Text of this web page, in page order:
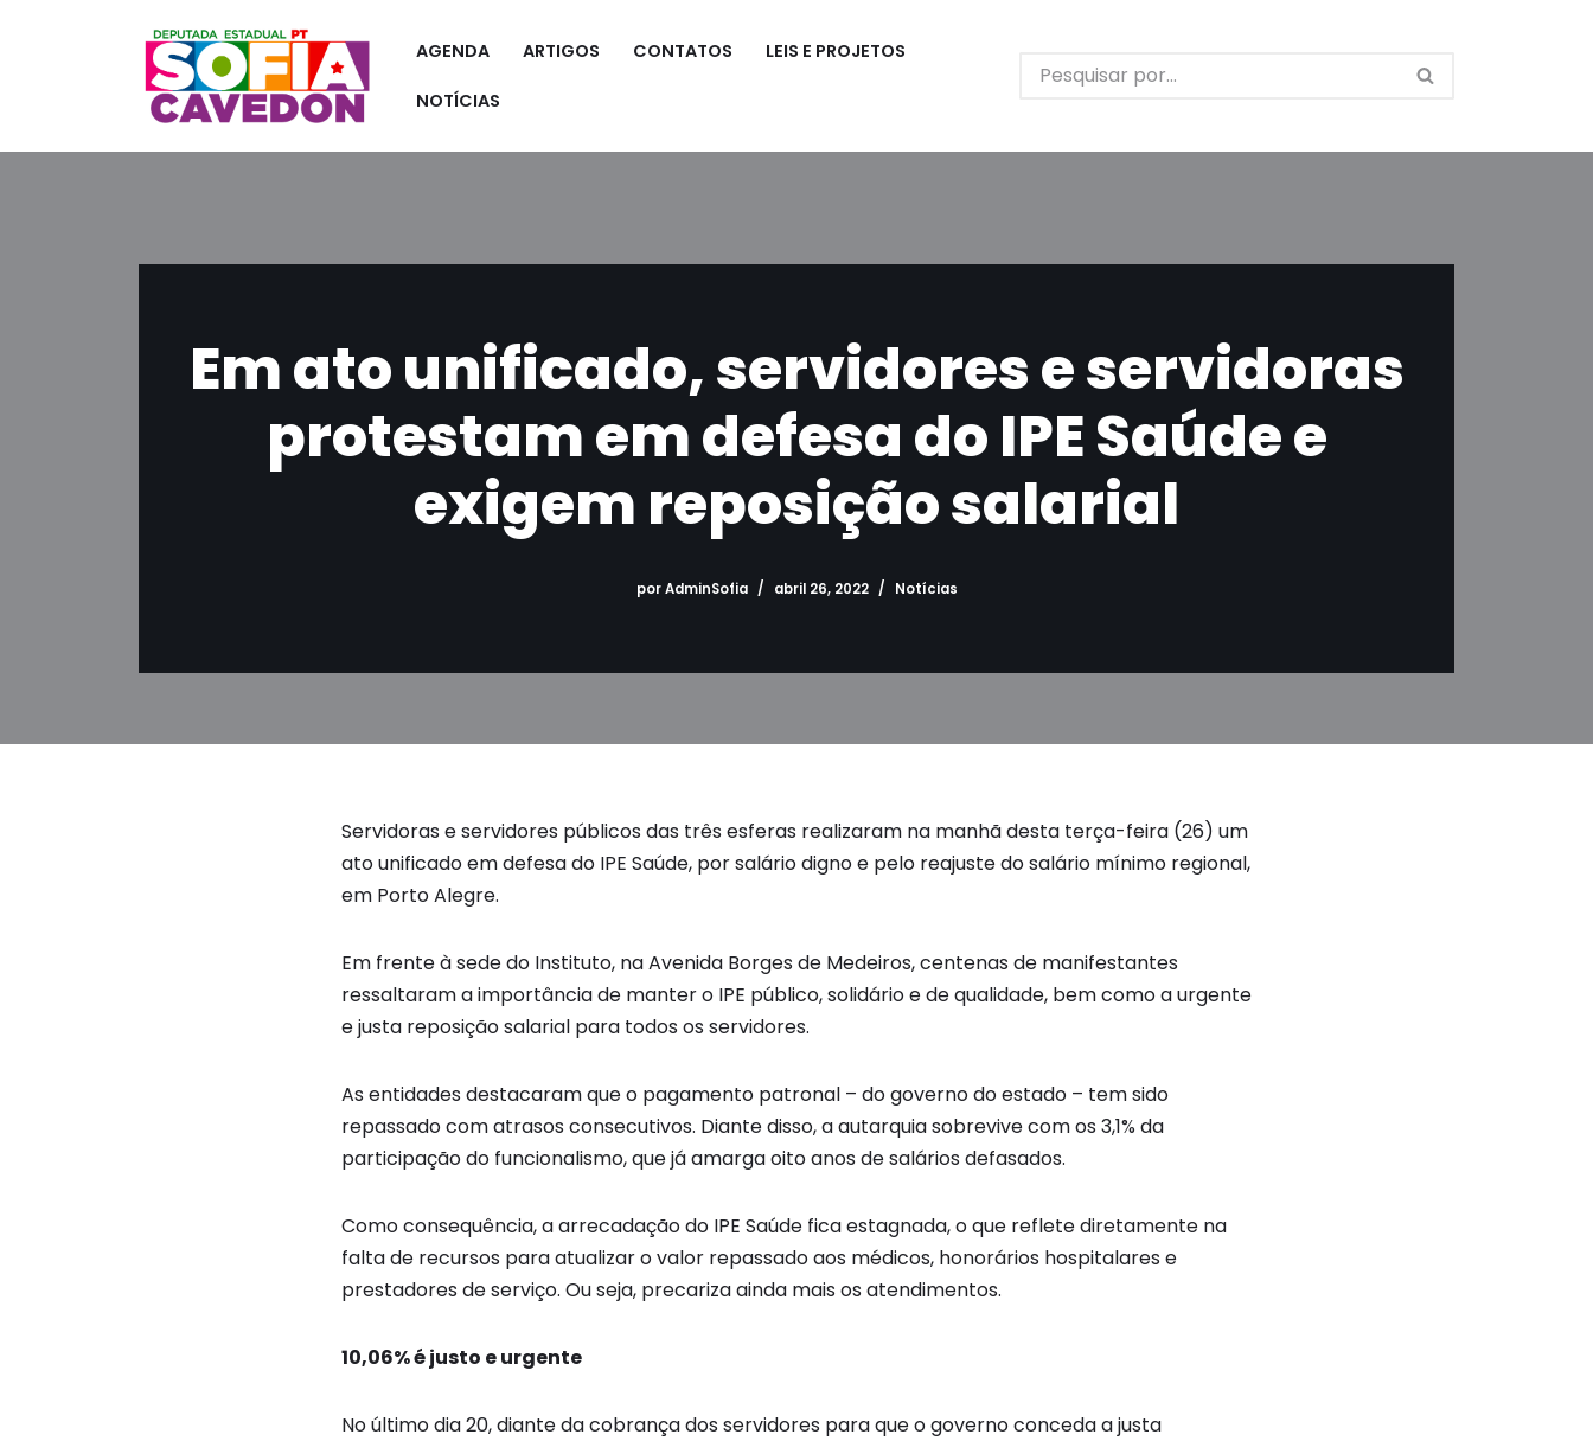
AGENDA ARTIGOS CONTATOS LEIS E PROJETOS
NOTÍCIAS
Em ato unificado, servidores e servidoras
protestam em defesa do IPE Saúde e
exigem reposição salarial
porAdminSofia abril 26, 2022 Notícias
Servidoras e servidores públicos das três esferas realizaram na manhã desta terça-feira (26) um
ato unificado em defesa do IPE Saúde, por salário digno e pelo reajuste do salário mínimo regional,
em Porto Alegre.
Em frente à sede do Instituto, na Avenida Borges de Medeiros, centenas de manifestantes
ressaltaram a importância de manter o IPE público, solidário e de qualidade, bem como a urgente
e justa reposição salarial para todos os servidores.
As entidades destacaram que o pagamento patronal – do governo do estado – tem sido
repassado com atrasos consecutivos. Diante disso, a autarquia sobrevive com os 3,1% da
participação do funcionalismo, que já amarga oito anos de salários defasados.
Como consequência, a arrecadação do IPE Saúde fica estagnada, o que reflete diretamente na
falta de recursos para atualizar o valor repassado aos médicos, honorários hospitalares e
prestadores de serviço. Ou seja, precariza ainda mais os atendimentos.
10,06% é justo e urgente
No último dia 20, diante da cobrança dos servidores para que o governo conceda a justa